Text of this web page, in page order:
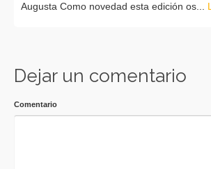
Augusta Como novedad esta edición os...
Dejar un comentario
Comentario